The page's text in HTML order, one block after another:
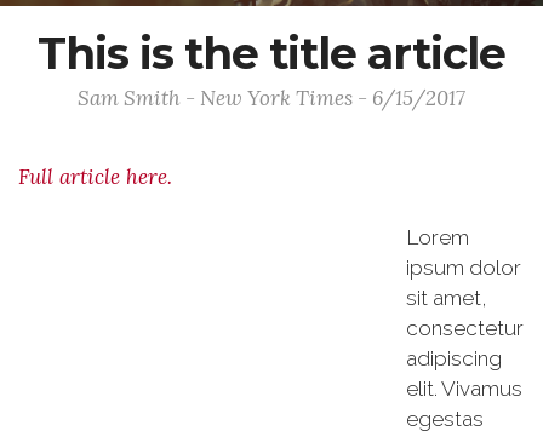
This is the title article
Sam Smith - New York Times - 6/15/2017
Full article here.
Lorem
ipsum dolor
sit amet,
consectetur
adipiscing
elit. Vivamus
egestas